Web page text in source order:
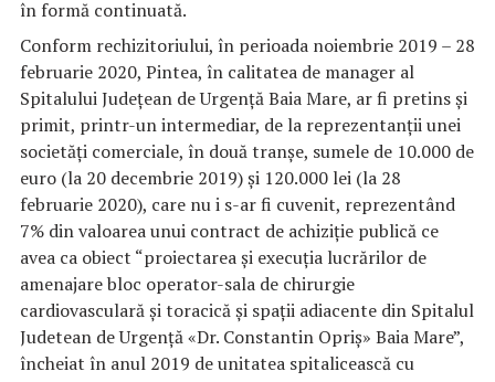
în formă continuată.
Conform rechizitoriului, în perioada noiembrie 2019 – 28
februarie 2020, Pintea, în calitatea de manager al
Spitalului Judeţean de Urgenţă Baia Mare, ar fi pretins şi
primit, printr-un intermediar, de la reprezentanţii unei
societăţi comerciale, în două tranşe, sumele de 10.000 de
euro (la 20 decembrie 2019) şi 120.000 lei (la 28
februarie 2020), care nu i s-ar fi cuvenit, reprezentând
7% din valoarea unui contract de achiziţie publică ce
avea ca obiect “proiectarea şi execuţia lucrărilor de
amenajare bloc operator-sala de chirurgie
cardiovasculară şi toracică şi spaţii adiacente din Spitalul
Judetean de Urgenţă «Dr. Constantin Opriş» Baia Mare”,
încheiat în anul 2019 de unitatea spitalicească cu